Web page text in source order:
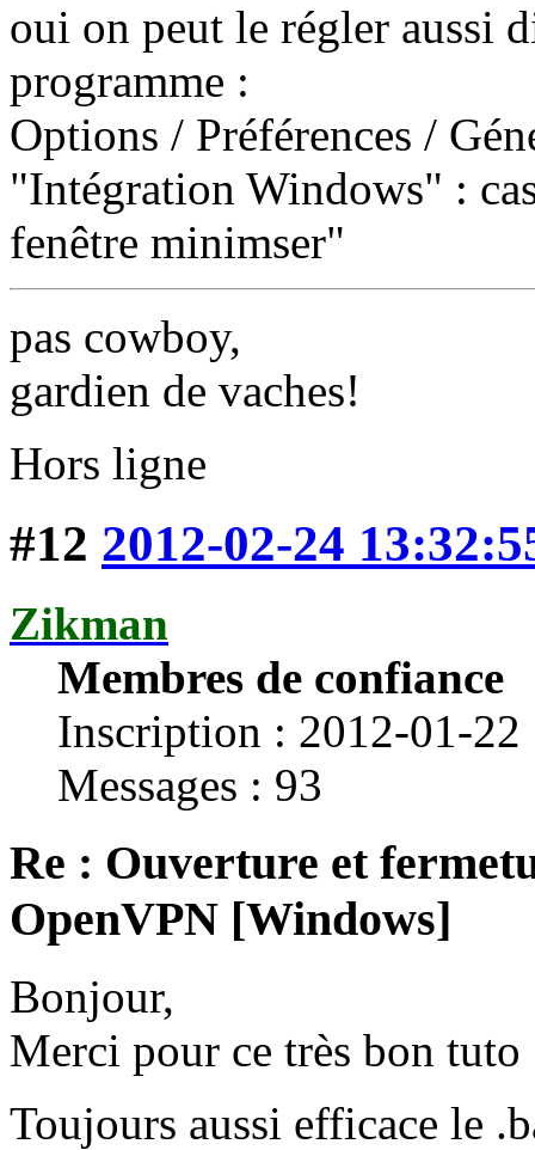
oui on peut le régler aussi
programme :
Options / Préférences /
"Intégration Windows" :
fenêtre minimser"
pas cowboy,
gardien de vaches!
Hors ligne
#12 2012-02-24
Zikman
Membres de confiance
Inscription : 2012-01-22
Messages : 93
Re : Ouverture et
OpenVPN [Windows]
Bonjour,
Merci pour ce très bon tuto
Toujours aussi efficace le